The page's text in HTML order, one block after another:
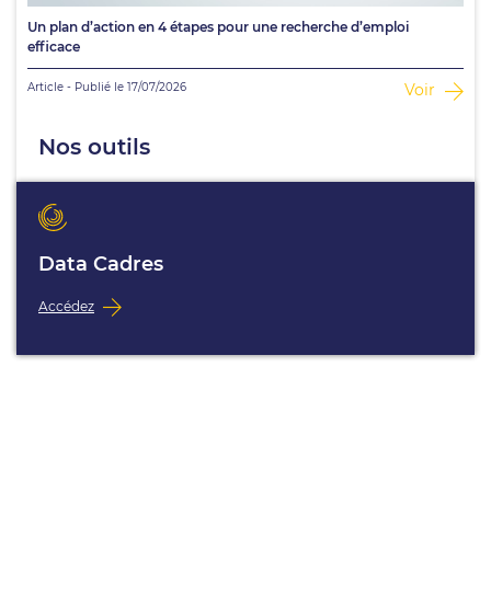
Un plan d’action en 4 étapes pour une recherche d’emploi
efficace
Article - Publié le 17/07/2026 Voir
Nos outils
Data Cadres
Accédez